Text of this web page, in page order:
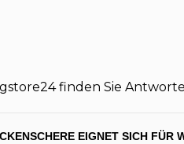
finden Sie
EIGNET SICH FÜR